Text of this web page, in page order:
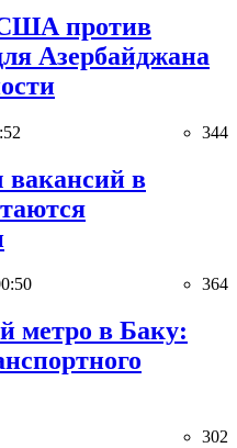
против
Азербайджана
344
вакансий в
364
метро в Баку:
302